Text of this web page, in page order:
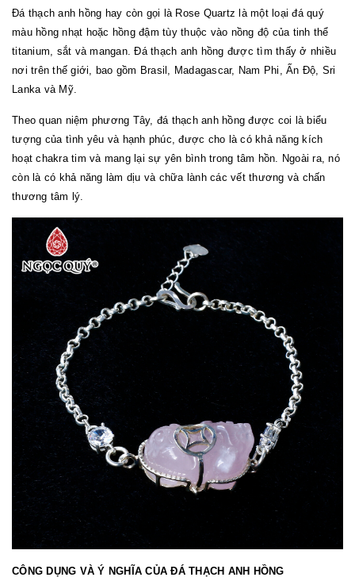
Đá thạch anh hồng hay còn gọi là Rose Quartz là một loại đá quý
màu hồng nhạt hoặc hồng đậm tùy thuộc vào nồng độ của tinh thể
titanium, sắt và mangan. Đá thạch anh hồng được tìm thấy ở nhiều
nơi trên thế giới, bao gồm Brasil, Madagascar, Nam Phi, Ấn Độ, Sri
Lanka và Mỹ.
Theo quan niệm phương Tây, đá thạch anh hồng được coi là biểu
tượng của tình yêu và hạnh phúc, được cho là có khả năng kích
hoạt chakra tim và mang lại sự yên bình trong tâm hồn. Ngoài ra, nó
còn là có khả năng làm dịu và chữa lành các vết thương và chấn
thương tâm lý.
CÔNG DỤNG VÀ Ý NGHĨA CỦA ĐÁ THẠCH ANH HỒNG